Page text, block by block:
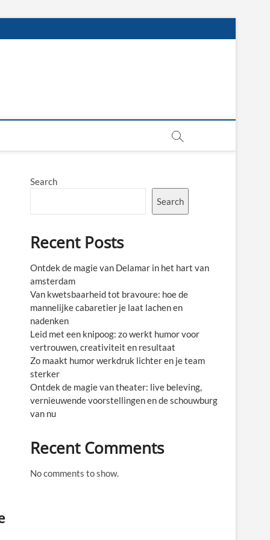
Search
Search
Recent Posts
Ontdek de magie van Delamar in het hart van
amsterdam
Van kwetsbaarheid tot bravoure: hoe de
mannelijke cabaretier je laat lachen en
nadenken
Leid met een knipoog: zo werkt humor voor
vertrouwen, creativiteit en resultaat
Zo maakt humor werkdruk lichter en je team
sterker
Ontdek de magie van theater: live beleving,
vernieuwende voorstellingen en de schouwburg
van nu
Recent Comments
No comments to show.